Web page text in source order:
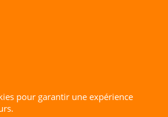
pour garantir une expérience